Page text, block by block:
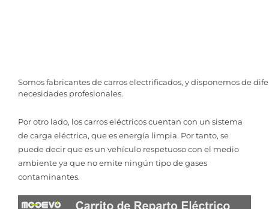
Somos fabricantes de carros electrificados, y disponemos de
necesidades profesionales.
Por otro lado, los carros eléctricos cuentan con un sistema
de carga eléctrica, que es energía limpia. Por tanto, se
puede decir que es un vehículo respetuoso con el medio
ambiente ya que no emite ningún tipo de gases
contaminantes.